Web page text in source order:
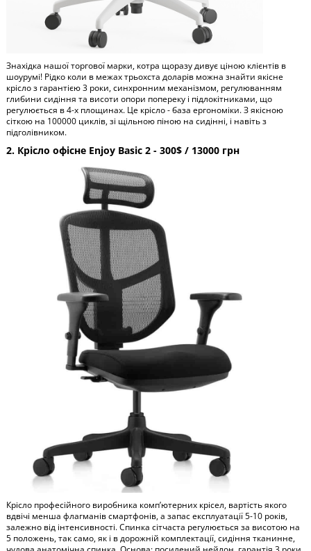
Знахідка нашої торгової марки, котра щоразу дивує ціною клієнтів в
шоурумі! Рідко коли в межах трьохста доларів можна знайти якісне
крісло з гарантією 3 роки, синхронним механізмом, регулюванням
глибини сидіння та висоти опори попереку і підлокітниками, що
регулюється в 4-х площинах. Це крісло - база ергономіки. З якісною
сіткою на 100000 циклів, зі щільною піною на сидінні, і навіть з
підголівником.
2. Крісло офісне Enjoy Basic 2 - 300$ / 13000 грн
Крісло професійного виробника компʼютерних крісел, вартість якого
вдвічі менша флагманів смартфонів, а запас експлуатації 5-10 років,
залежно від інтенсивності. Спинка сітчаста регулюється за висотою на
5 положень, так само, як і в дорожній комплектації, сидіння тканинне,